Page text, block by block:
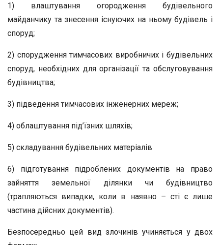
1) влаштування огородження будівельного
майданчику та знесення існуючих на ньому будівель і
споруд;
2) спорудження тимчасових виробничих і будівельних
споруд, необхідних для організації та обслуговування
будівництва;
3) підведення тимчасових інженерних мереж;
4) облаштування під’їзних шляхів;
5) складування будівельних матеріалів
6) підготування підроблених документів на право
зайняття земельної ділянки чи будівництво
(трапляються випадки, коли в наявно – сті є лише
частина дійсних документів).
Безпосередньо цей вид злочинів учиняється у двох